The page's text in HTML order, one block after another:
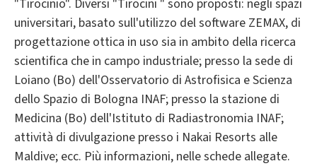
"Tirocinio". Diversi "Tirocini " sono proposti: negli spazi
universitari, basato sull'utilizzo del software ZEMAX, di
progettazione ottica in uso sia in ambito della ricerca
scientifica che in campo industriale; presso la sede di
Loiano (Bo) dell'Osservatorio di Astrofisica e Scienza
dello Spazio di Bologna INAF; presso la stazione di
Medicina (Bo) dell'Istituto di Radiastronomia INAF;
attività di divulgazione presso i Nakai Resorts alle
Maldive; ecc. Più informazioni, nelle schede allegate.